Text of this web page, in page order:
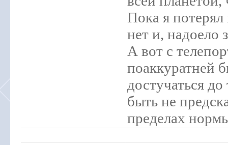
Пока я
нет и, надоело
А вот с
поаккуратней
достучаться
быть не
пределах